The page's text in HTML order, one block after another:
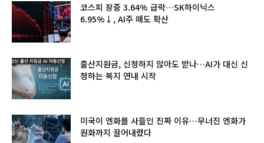
코스피 장중 3.64% 급락…SK하이닉스
6.95%↓, AI주 매도 확산
출산지원금, 신청하지 않아도 받나…AI가 대신 신
청하는 복지 연내 시작
미국이 엔화를 사들인 진짜 이유…무너진 엔화가
원화까지 끌어내렸다